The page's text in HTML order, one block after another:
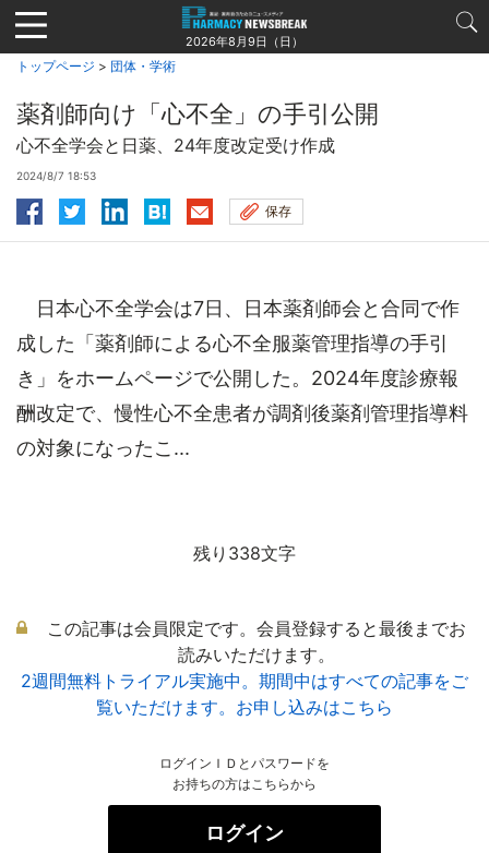
Jump
to
navigation
2026年8月9日（日）
トップページ > 団体・学術
薬剤師向け「心不全」の手引公開
心不全学会と日薬、24年度改定受け作成
2024/8/7 18:53
保存
日本心不全学会は7日、日本薬剤師会と合同で作
成した「薬剤師による心不全服薬管理指導の手引
き」をホームページで公開した。2024年度診療報
酬改定で、慢性心不全患者が調剤後薬剤管理指導料
の対象になったこ...
残り338文字
この記事は会員限定です。会員登録すると最後までお
読みいただけます。
2週間無料トライアル実施中。期間中はすべての記事をご
覧いただけます。お申し込みはこちら
ログインＩＤとパスワードを
お持ちの方はこちらから
ログイン